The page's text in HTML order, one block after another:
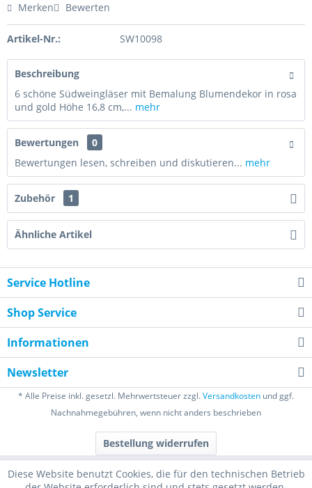
Merken Bewerten
Artikel-Nr.: SW10098
Beschreibung
6 schöne Südweingläser mit Bemalung Blumendekor in rosa
und gold Höhe 16,8 cm,... mehr
Bewertungen
0
Bewertungen lesen, schreiben und diskutieren... mehr
Zubehör 1
Ähnliche Artikel
Service Hotline
Shop Service
Informationen
Newsletter
* Alle Preise inkl. gesetzl. Mehrwertsteuer zzgl.Versandkosten und ggf.
Nachnahmegebühren, wenn nicht anders beschrieben
Bestellung widerrufen
Diese Website benutzt Cookies, die für den technischen Betrieb